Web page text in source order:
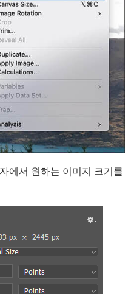
에서 원하는 이미지 크기를